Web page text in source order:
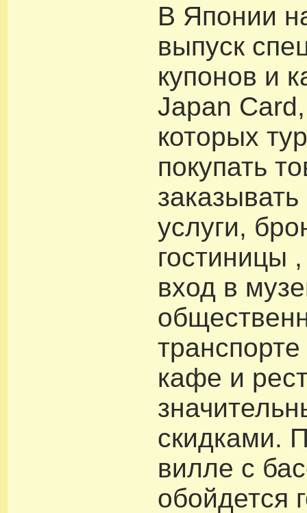
В Японии
выпуск
купонов и
Japan
которых
покупать
услуги,
гостиницы
вход в
кафе и
скидками.
вилле с
обойдется